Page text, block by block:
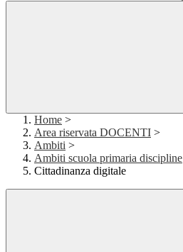
Home >
Area riservata DOCENTI >
Ambiti >
Ambiti scuola primaria discipline
Cittadinanza digitale